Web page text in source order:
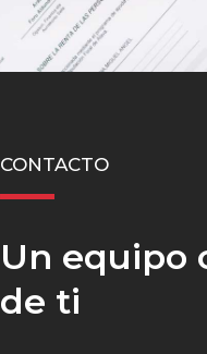
CONTACTO
Un equipo
de ti